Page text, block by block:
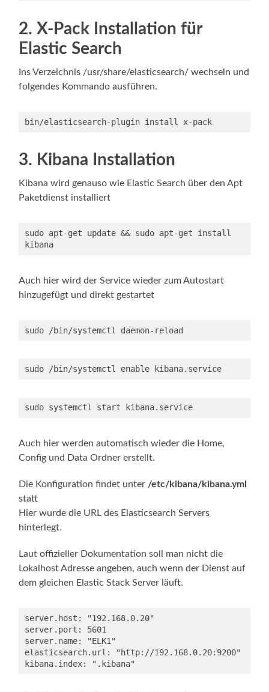
2. X-Pack Installation für
Elastic Search
Ins Verzeichnis /usr/share/elasticsearch/ wechseln und
folgendes Kommando ausführen.
bin/elasticsearch-plugin install x-pack
3. Kibana Installation
Kibana wird genauso wie Elastic Search über den Apt
Paketdienst installiert
sudo apt-get update && sudo apt-get install
kibana
Auch hier wird der Service wieder zum Autostart
hinzugefügt und direkt gestartet
sudo /bin/systemctl daemon-reload
sudo /bin/systemctl enable kibana.service
sudo systemctl start kibana.service
Auch hier werden automatisch wieder die Home,
Config und Data Ordner erstellt.
Die Konfiguration findet unter /etc/kibana/kibana.yml
statt
Hier wurde die URL des Elasticsearch Servers
hinterlegt.
Laut offizieller Dokumentation soll man nicht die
Lokalhost Adresse angeben, auch wenn der Dienst auf
dem gleichen Elastic Stack Server läuft.
server.host: "192.168.0.20"
server.port: 5601
server.name: "ELK1"
elasticsearch.url: "http://192.168.0.20:9200"
kibana.index: ".kibana"